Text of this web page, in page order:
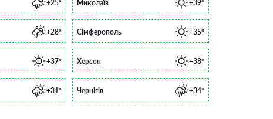
+25° Миколаїв +39°
+28° Сімферополь +35°
+37° Херсон +38°
+31° Чернігів +34°